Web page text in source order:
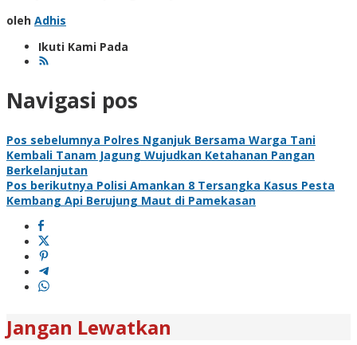
oleh Adhis
Ikuti Kami Pada
Navigasi pos
Pos sebelumnya Polres Nganjuk Bersama Warga Tani
Kembali Tanam Jagung Wujudkan Ketahanan Pangan
Berkelanjutan
Pos berikutnya Polisi Amankan 8 Tersangka Kasus Pesta
Kembang Api Berujung Maut di Pamekasan
Jangan Lewatkan